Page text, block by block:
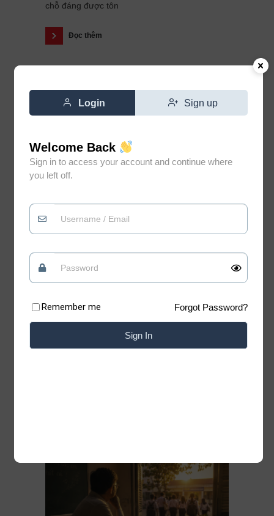
chỗ đáng được tôn
Đọc thêm
Đừng vì gặp vài người không
xứng đáng mà đánh mất niềm
Quan điểm 09/07/2026
Có những lúc, sống “chua” một chút mới giữ
tâm hồn đang tìm kiếm sự bình yên. Chào
Login Sign up
Welcome Back
Sign in to access your account and continue where
you left off.
Remember me Forgot Password?
Sign In